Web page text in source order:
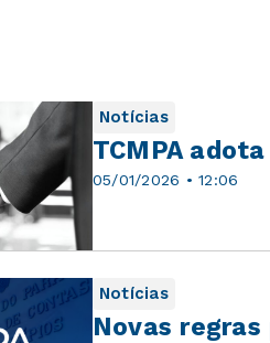
Notícias
05/01/2026 • 12:06
TCMPA
Notícias
Novas